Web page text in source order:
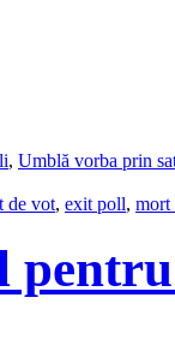
, Umblă vorba prin
de vot, exit poll, mort